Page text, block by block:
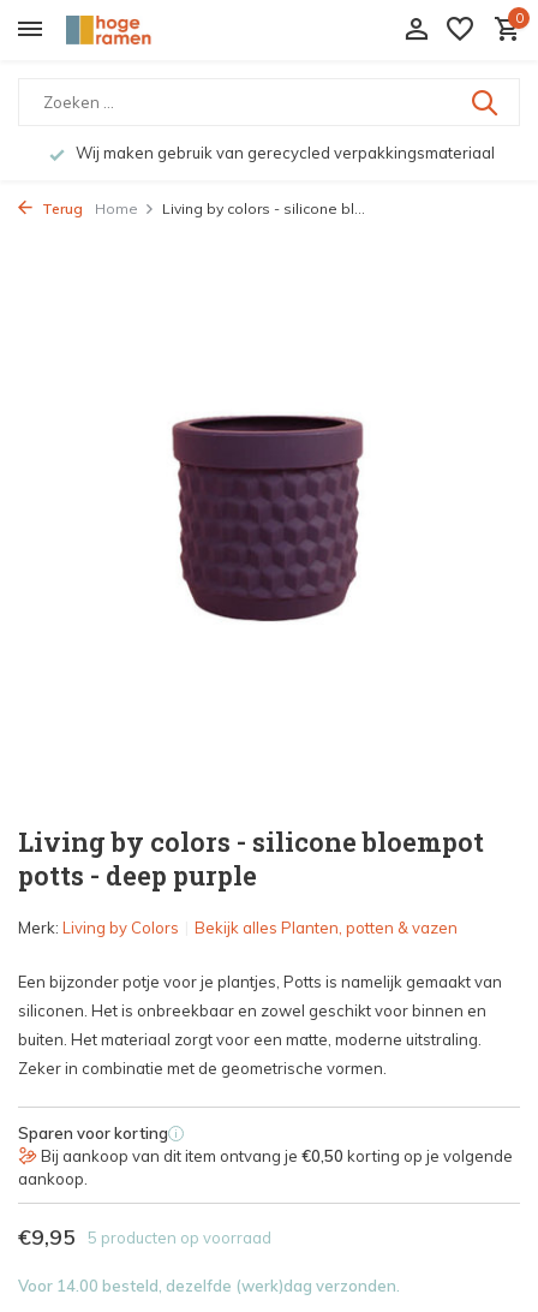
0
Wij maken gebruik van gerecycled verpakkingsmateriaal
Terug Home Living by colors - silicone bl...
Living by colors - silicone bloempot
potts - deep purple
Merk: Living by Colors Bekijk alles Planten, potten & vazen
Een bijzonder potje voor je plantjes, Potts is namelijk gemaakt van
siliconen. Het is onbreekbaar en zowel geschikt voor binnen en
buiten. Het materiaal zorgt voor een matte, moderne uitstraling.
Zeker in combinatie met de geometrische vormen.
Sparen voor korting i
Bij aankoop van dit item ontvang je €0,50 korting op je volgende
aankoop.
€9,95 5 producten op voorraad
Voor 14.00 besteld, dezelfde (werk)dag verzonden.